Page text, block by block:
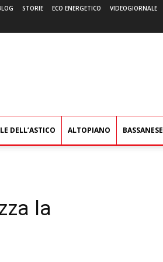
STORIE ECO ENERGETICO VIDEOGIORNALE
DELL’ASTICO ALTOPIANO BASSANESE
la